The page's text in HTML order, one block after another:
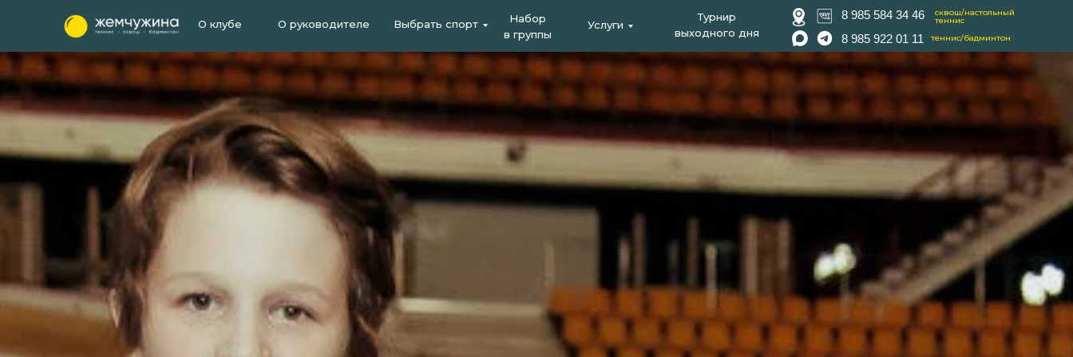
8 985 922 01 11
8 985 584 34 46
О клубе Выбрать спорт
Турнир
выходного дня
Услуги
О руководителе
сквош/настольный
теннис
теннис/бадминтон
Набор
в группы